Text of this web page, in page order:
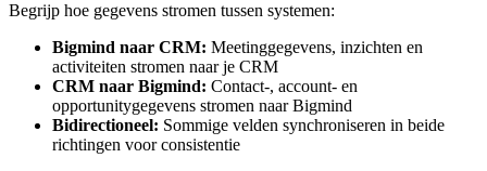
Begrijp hoe gegevens stromen tussen systemen:
Bigmind naar CRM: Meetinggegevens, inzichten en
activiteiten stromen naar je CRM
CRM naar Bigmind: Contact-, account- en
opportunitygegevens stromen naar Bigmind
Bidirectioneel: Sommige velden synchroniseren in beide
richtingen voor consistentie